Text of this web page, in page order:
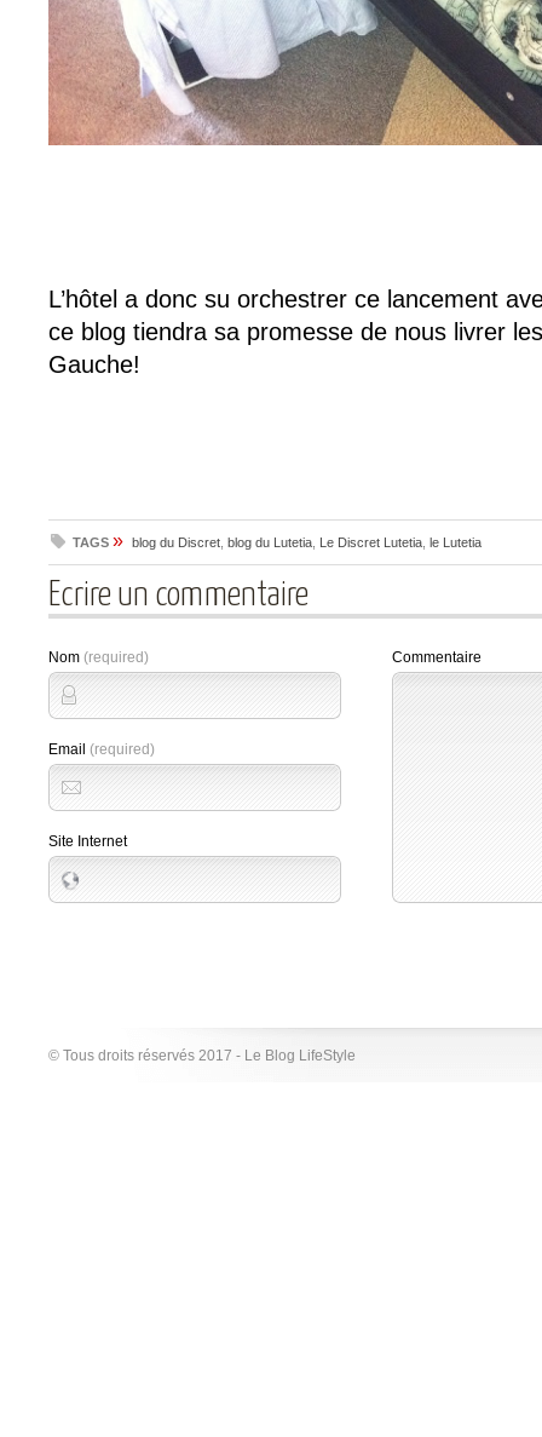
L’hôtel a donc su orchestrer ce lancement
ce blog tiendra sa promesse de nous livrer
Gauche!
TAGS » blog du Discret blog du Lutetia Le Discret Lutetia le Lutetia
Ecrire un commentaire
Nom (required)
Email (required)
Site Internet
Commentaire
© Tous droits réservés 2017 - Le Blog LifeStyle